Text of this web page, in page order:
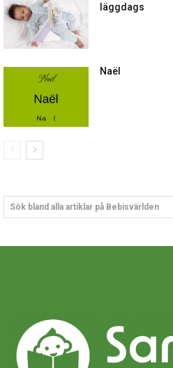
läggdags
Naël
Sök bland alla artiklar på Bebisvärlden